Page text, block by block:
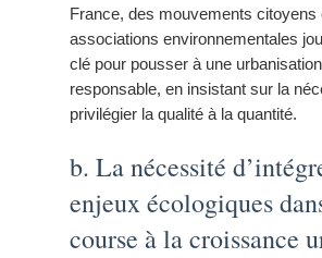
France, des mouvements citoyens
associations environnementales
clé pour pousser à une
responsable, en insistant sur la
privilégier la qualité à la quantité.
b. La nécessité
enjeux écologiques
course à la croissance